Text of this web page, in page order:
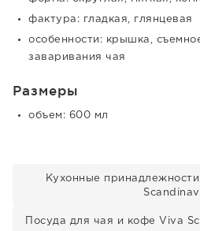
фактура: гладкая, глянцевая
особенности: крышка,
заваривания чая
Размеры
объем: 600 мл
Кухонные
Посуда для чая и кофе Viva